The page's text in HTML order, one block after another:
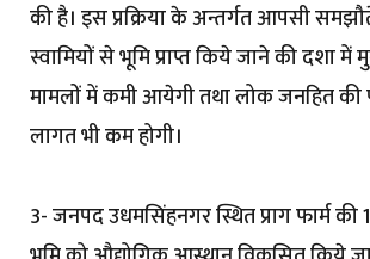
की है। इस प्रक्रिया के अन्तर्गत आपसी
स्वामियों से भूमि प्राप्त किये जाने की दशा
मामलों में कमी आयेगी तथा लोक जनहित की
लागत भी कम होगी।
3- जनपद उधमसिंहनगर स्थित प्राग फार्म